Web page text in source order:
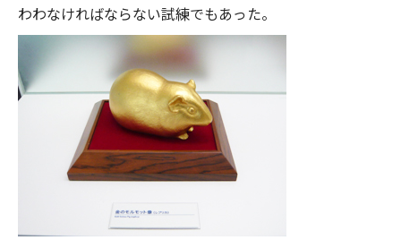
わわなければならない試練でもあった。